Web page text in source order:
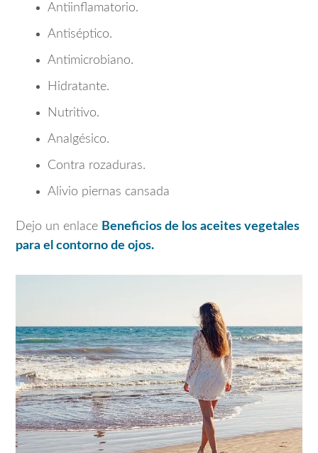
Antiinflamatorio.
Antiséptico.
Antimicrobiano.
Hidratante.
Nutritivo.
Analgésico.
Contra rozaduras.
Alivio piernas cansada
Dejo un enlace Beneficios de los aceites vegetales
para el contorno de ojos.